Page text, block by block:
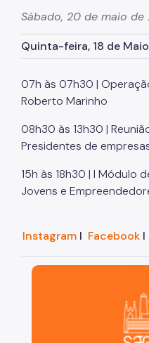
Parques Urbanos
Parques
Unidades de
Educação Ambiental
Programação
Sábado, 20 de maio de
Quinta-feira, 18 de
07h às 07h30 |
Roberto Marinho
08h30 às 13h30 |
Presidentes de
15h às 18h30 | I Módulo
Jovens e
InstagramI FacebookI
São Paulo, cidade